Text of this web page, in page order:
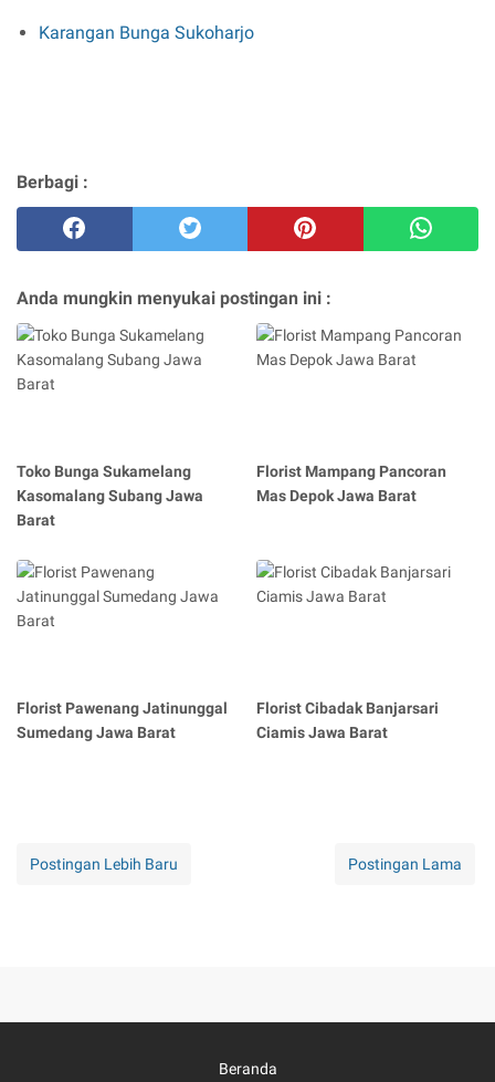
Karangan Bunga Sukoharjo
Berbagi :
Anda mungkin menyukai postingan ini :
Toko Bunga Sukamelang
Kasomalang Subang Jawa
Barat
Florist Mampang Pancoran
Mas Depok Jawa Barat
Florist Pawenang Jatinunggal
Sumedang Jawa Barat
Florist Cibadak Banjarsari
Ciamis Jawa Barat
Postingan Lebih Baru Postingan Lama
Beranda